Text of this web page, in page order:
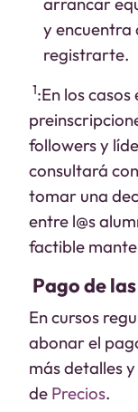
y encuentra
registrarte.
1:En los casos
followers y
consultará
tomar una
entre l@s
factible
Pago de
En cursos
abonar el
más detalles
de Precios.